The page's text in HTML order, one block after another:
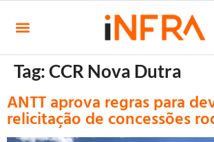
Tag:CCR Nova Dutra
ANTT aprova regras para
relicitação de concessões